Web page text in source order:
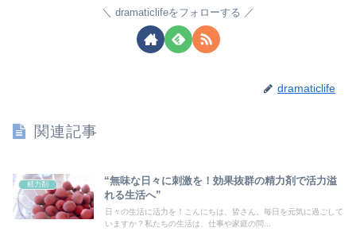
dramaticlifeをフォローする
dramaticlife
関連記事
精力剤
“無味な日々に刺激を！効果抜群の精力剤で活力溢
れる生活へ”
日々の生活に活力を！こんにちは、皆さん。毎日を元気に過ごして
いますか？私たちの生活は、仕事や家庭の問...